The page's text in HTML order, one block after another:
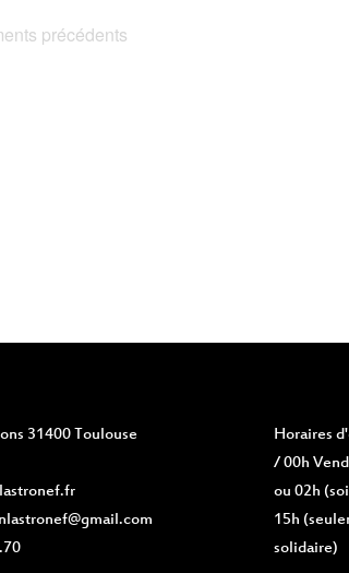
précédents
31400 Toulouse Horaires
/ 00h
ou 02h
15h
solidaire)